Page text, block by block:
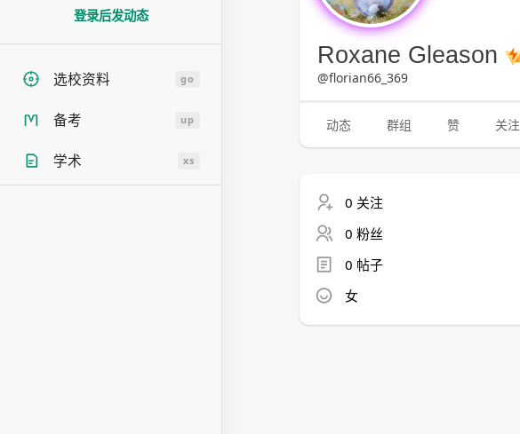
登录后发动态
选校资料 go
备考 up
学术 xs
Roxane Gleason
@florian66_369
动态 群组 赞 关注
0 关注
0 粉丝
0 帖子
女